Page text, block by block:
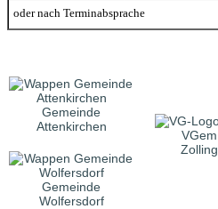
oder nach Terminabsprache
Gemeinde
Attenkirchen
VGem
Zolling
Gemeinde
Wolfersdorf